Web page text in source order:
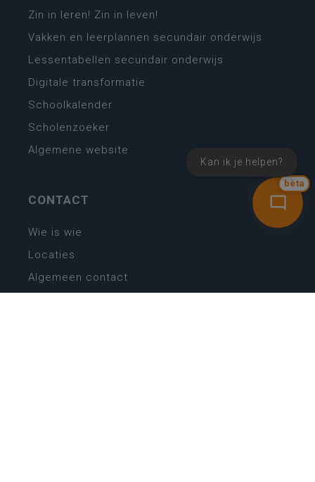
bèta
Kan ik je helpen?
Zin in leren! Zin in leven!
Vakken en leerplannen secundair onderwijs
Lessentabellen secundair onderwijs
Digitale transformatie
Schoolkalender
Scholenzoeker
Algemene website
CONTACT
Wie is wie
Locaties
Algemeen contact